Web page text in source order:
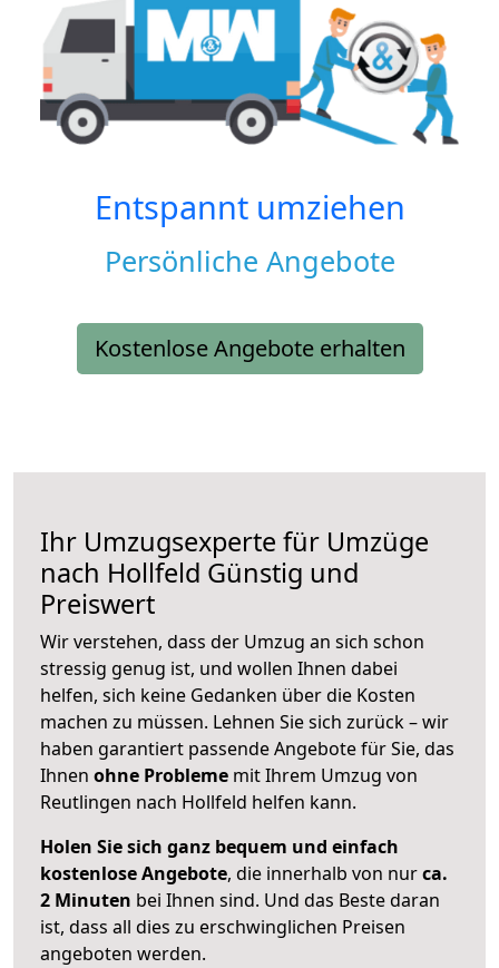
Entspannt umziehen
Persönliche Angebote
Kostenlose Angebote erhalten
Ihr Umzugsexperte für Umzüge
nach Hollfeld Günstig und
Preiswert
Wir verstehen, dass der Umzug an sich schon
stressig genug ist, und wollen Ihnen dabei
helfen, sich keine Gedanken über die Kosten
machen zu müssen. Lehnen Sie sich zurück – wir
haben garantiert passende Angebote für Sie, das
Ihnen ohne Probleme mit Ihrem Umzug von
Reutlingen nach Hollfeld helfen kann.
Holen Sie sich ganz bequem und einfach
kostenlose Angebote, die innerhalb von nurca.
2 Minuten bei Ihnen sind. Und das Beste daran
ist, dass all dies zu erschwinglichen Preisen
angeboten werden.